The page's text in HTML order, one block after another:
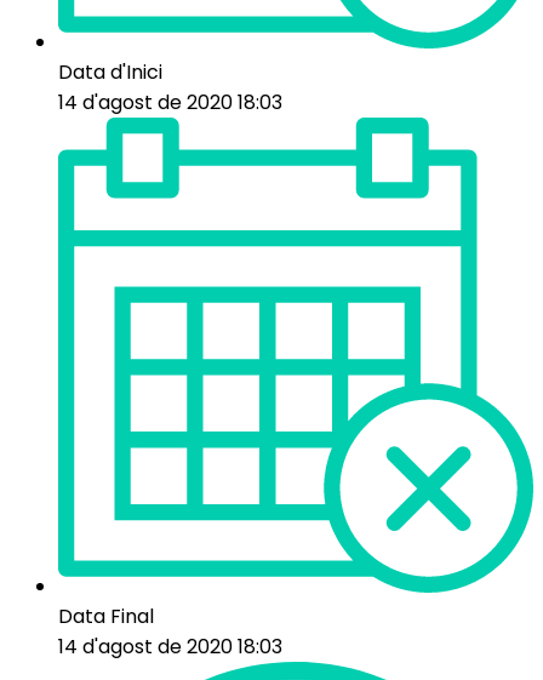
Data d'Inici
14 d'agost de 2020 18:03
Data Final
14 d'agost de 2020 18:03